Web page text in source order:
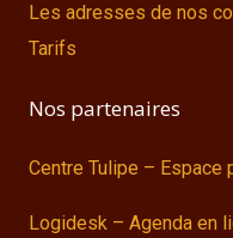
Les adresses de nos
Tarifs
Nos partenaires
Centre Tulipe – Espace
Logidesk – Agenda en